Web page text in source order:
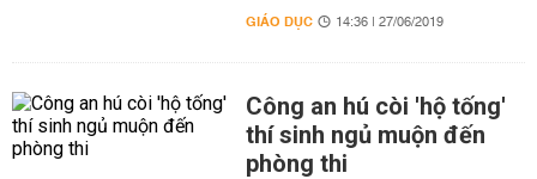
GIÁO DỤC 14:36 | 27/06/2019
Công an hú còi 'hộ tống'
thí sinh ngủ muộn đến
phòng thi